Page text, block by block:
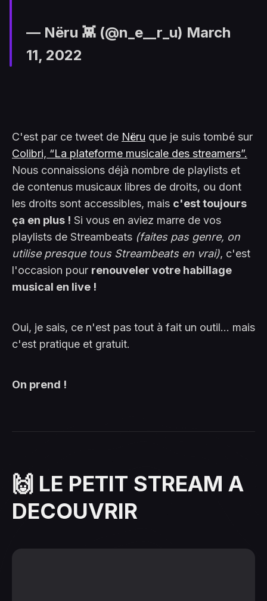
— Nëru 👾 (@n_e__r_u) March
11, 2022
C'est par ce tweet de Nëru que je suis tombé sur
Colibri, “La plateforme musicale des streamers”.
Nous connaissions déjà nombre de playlists et
de contenus musicaux libres de droits, ou dont
les droits sont accessibles, mais c'est toujours
ça en plus ! Si vous en aviez marre de vos
playlists de Streambeats (faites pas genre, on
utilise presque tous Streambeats en vrai), c'est
l'occasion pour renouveler votre habillage
musical en live !
Oui, je sais, ce n'est pas tout à fait un outil… mais
c'est pratique et gratuit.
On prend !
🙌 LE PETIT STREAM A
DECOUVRIR